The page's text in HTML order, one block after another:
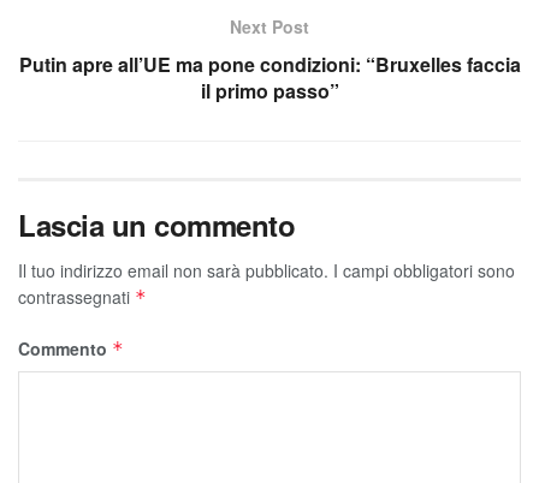
Next Post
Putin apre all’UE ma pone condizioni: “Bruxelles faccia
il primo passo”
Lascia un commento
Il tuo indirizzo email non sarà pubblicato. I campi obbligatori sono
contrassegnati *
Commento *